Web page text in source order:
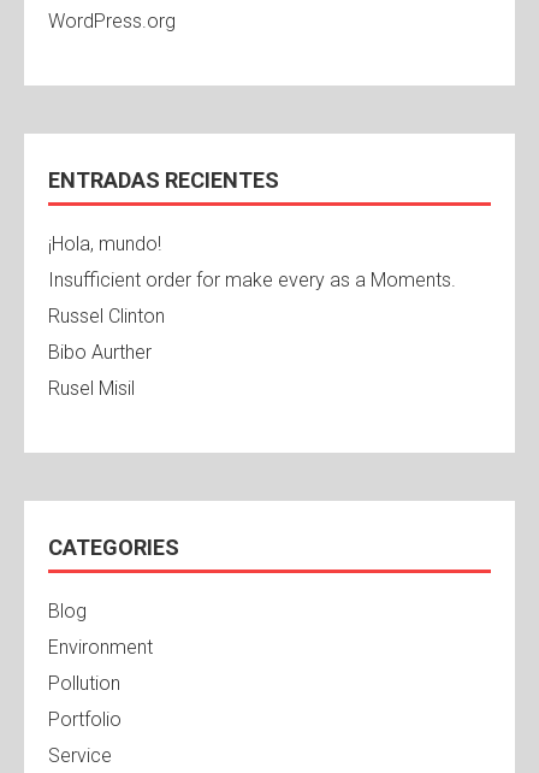
WordPress.org
ENTRADAS RECIENTES
¡Hola, mundo!
Insufficient order for make every as a Moments.
Russel Clinton
Bibo Aurther
Rusel Misil
CATEGORIES
Blog
Environment
Pollution
Portfolio
Service